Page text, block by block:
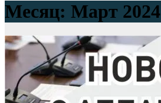
Месяц: Март 2024